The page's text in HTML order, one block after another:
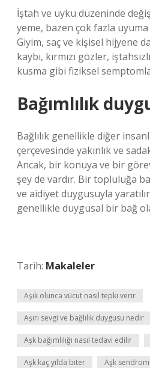
İştah ve uyku düzeninde
yeme, bazen çok fazla
Giyim, saç ve kişisel hijyene
kaybı, kırmızı gözler,
kusma gibi fiziksel
Bağımlılık
Bağlılık genellikle diğer
çerçevesinde yakınlık ve
Ancak, bir konuya ve bir
şey de vardır. Bir topluluğa
ve aidiyet duygusuyla
genellikle duygusal bir bağ
Tarih: Makaleler
Aşık olunca vücut nasıl tepki verir
Aşırı sevgi ve bağlılık duygusu nedir
Aşk bağımlılığı nasıl tedavi edilir
Aşk kaç yılda biter Aşk